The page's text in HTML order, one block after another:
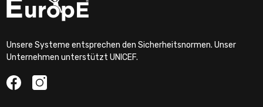
Unsere Systeme entsprechen den Sicherheitsnormen. Unser
Unternehmen unterstützt UNICEF.